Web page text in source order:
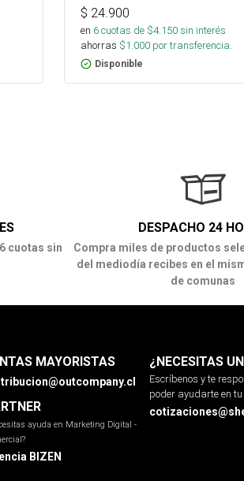
$ 24.900
en 6cuotas de $4.150sin interés
ahorras $1.000por transferencia.
Disponible
cuotas sin
DESPACHO 24
Compra miles de productos
del mediodía recibes en el
de comunas
MAYORISTAS
ayuda en Marketing Digital -
BIZEN
¿NECESITAS
Escríbenos y te
poder ayudarte en tu